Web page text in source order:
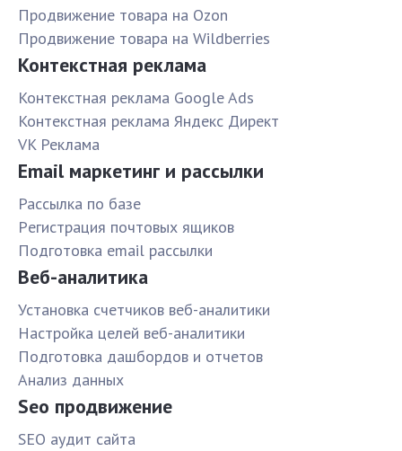
Продвижение товара на Ozon
Продвижение товара на Wildberries
Контекстная реклама
Контекстная реклама Google Ads
Контекстная реклама Яндекс Директ
VK Реклама
Email маркетинг и рассылки
Рассылка по базе
Pегистрация почтовых ящиков
Подготовка email рассылки
Веб-аналитика
Установка счетчиков веб-аналитики
Настройка целей веб-аналитики
Подготовка дашбордов и отчетов
Анализ данных
Seo продвижение
SЕО аудит сайта